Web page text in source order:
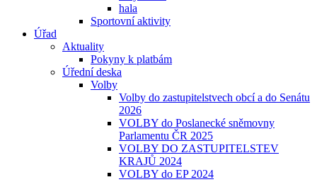
hala
Sportovní aktivity
Úřad
Aktuality
Pokyny k platbám
Úřední deska
Volby
Volby do zastupitelstvech obcí a do Senátu
2026
VOLBY do Poslanecké sněmovny
Parlamentu ČR 2025
VOLBY DO ZASTUPITELSTEV
KRAJŮ 2024
VOLBY do EP 2024